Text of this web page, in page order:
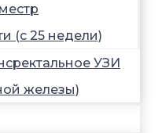
(с 25 недели)
УЗИ
железы)